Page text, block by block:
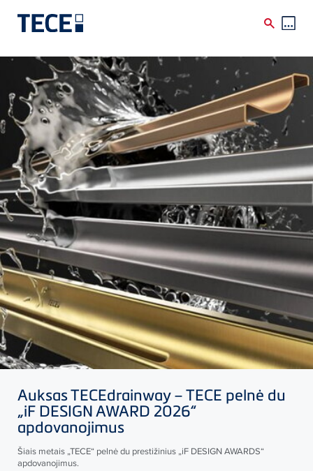
Skip to main content
AuksasTECEdrainway –TECE pelnė du
„iF DESIGN AWARD 2026“
apdovanojimus
Šiais metais „TECE“ pelnė du prestižinius „iF DESIGN AWARDS“
apdovanojimus.